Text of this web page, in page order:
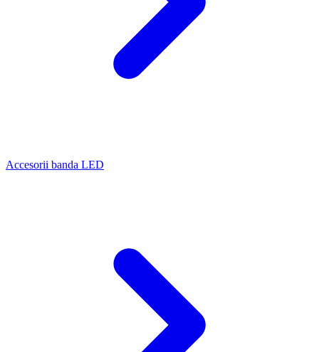
Accesorii banda LED